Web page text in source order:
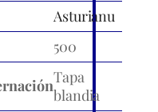
Asturianu
500
Tapa
blandia